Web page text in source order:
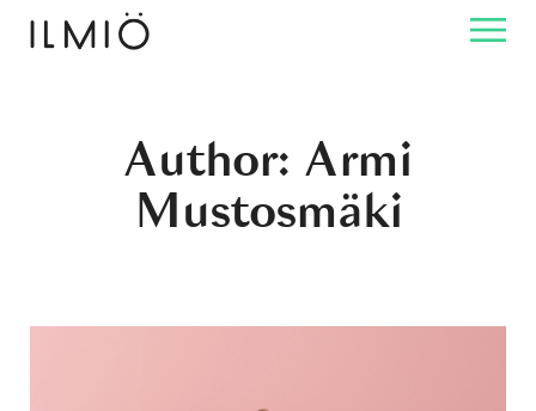
Author: Armi
Mustosmäki